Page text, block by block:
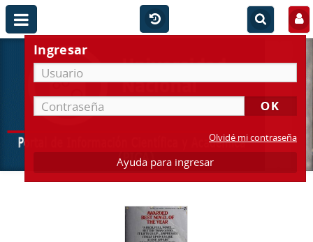
Ingresar
Olvidé mi contraseña
Ayuda para ingresar